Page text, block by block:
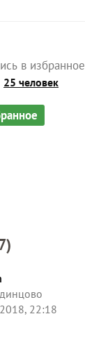
в избранное
25 человек
)
22:18